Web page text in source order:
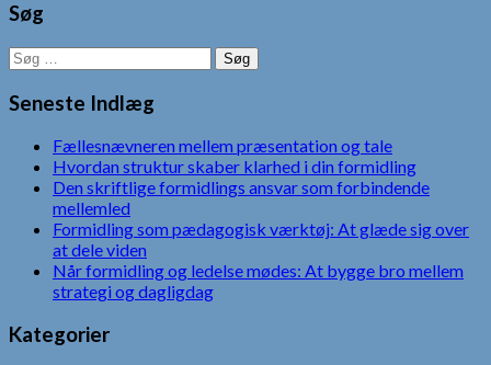
Søg
Søg
efter:
Seneste Indlæg
Fællesnævneren mellem præsentation og tale
Hvordan struktur skaber klarhed i din formidling
Den skriftlige formidlings ansvar som forbindende
mellemled
Formidling som pædagogisk værktøj: At glæde sig over
at dele viden
Når formidling og ledelse mødes: At bygge bro mellem
strategi og dagligdag
Kategorier